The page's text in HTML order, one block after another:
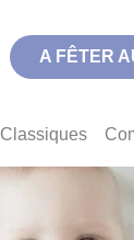
A FÊTER
Classiques